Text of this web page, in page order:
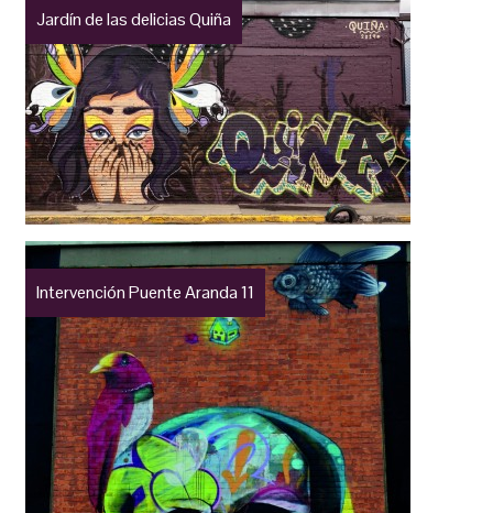
Jardín de las delicias Quiña
Intervención Puente Aranda 11